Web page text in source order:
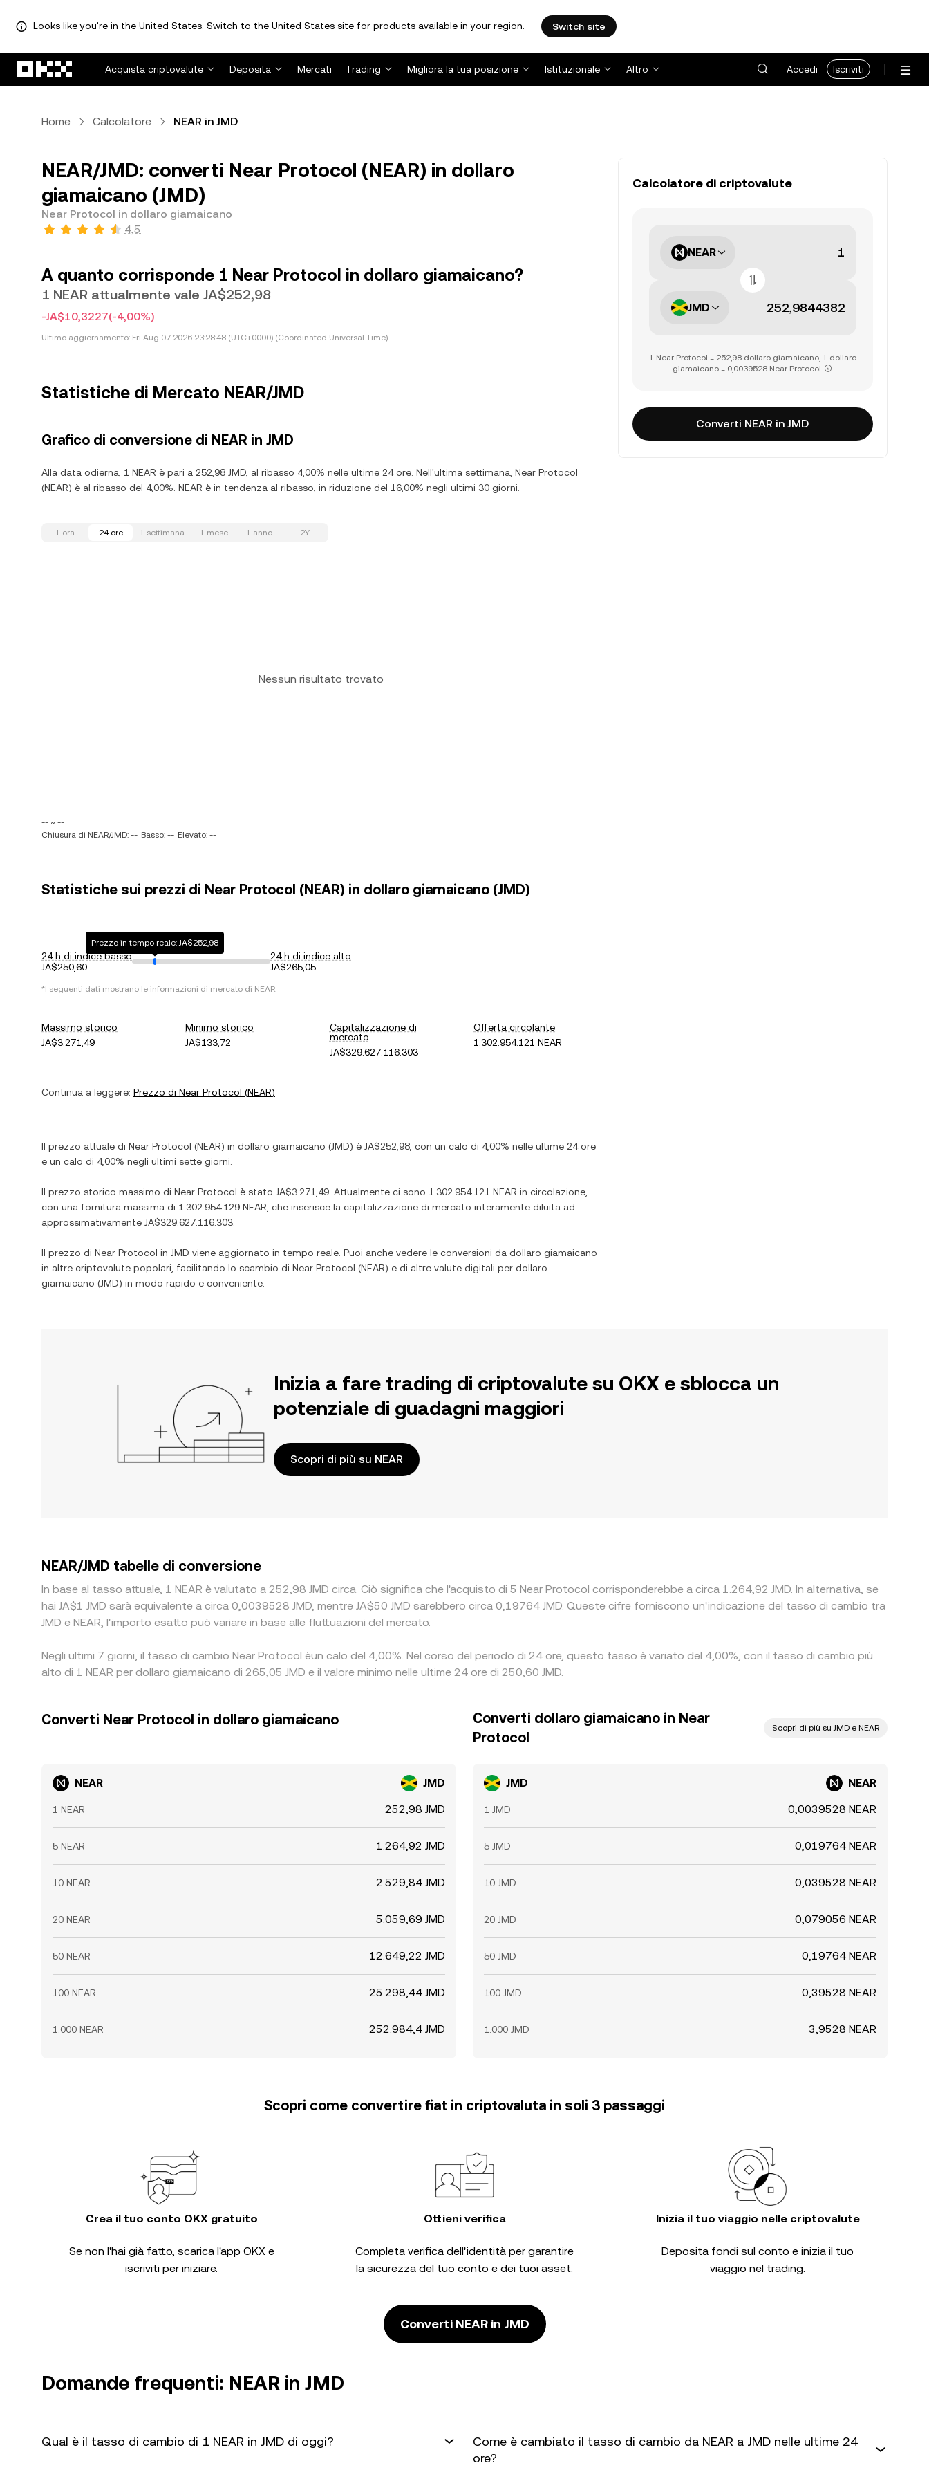
Looks like you're in the United States. Switch to the United States site for products available in your region. Switch site
Acquista criptovalute
Deposita Mercati Trading Migliora la tua posizione Istituzionale Altro Accedi Iscriviti
Home Calcolatore NEAR in JMD
NEAR/JMD: converti Near Protocol (NEAR) in dollaro
giamaicano (JMD)
Near Protocol in dollaro giamaicano
4,5
A quanto corrisponde 1 Near Protocol in dollaro giamaicano?
1 NEAR attualmente vale JA$252,98
-JA$10,3227(-4,00%)
Ultimo aggiornamento: Fri Aug 07 2026 23:28:48 (UTC+0000) (Coordinated Universal Time)
Statistiche di Mercato NEAR/JMD
Grafico di conversione di NEAR in JMD
Alla data odierna, 1 NEAR è pari a 252,98 JMD, al ribasso 4,00% nelle ultime 24 ore. Nell'ultima settimana, Near Protocol
(NEAR) è al ribasso del 4,00%. NEAR è in tendenza al ribasso, in riduzione del 16,00% negli ultimi 30 giorni.
1 ora 24 ore 1 settimana 1 mese 1 anno 2Y
Nessun risultato trovato
-- ~ --
Chiusura di NEAR/JMD: -- Basso: -- Elevato: --
Statistiche sui prezzi di Near Protocol (NEAR) in dollaro giamaicano (JMD)
24 h di indice basso
JA$250,60
Prezzo in tempo reale: JA$252,98
24 h di indice alto
JA$265,05
*I seguenti dati mostrano le informazioni di mercato di NEAR.
Massimo storico
JA$3.271,49
Minimo storico
JA$133,72
Capitalizzazione di
mercato
JA$329.627.116.303
Offerta circolante
1.302.954.121 NEAR
Continua a leggere: Prezzo di Near Protocol (NEAR)
Il prezzo attuale di Near Protocol (NEAR) in dollaro giamaicano (JMD) è JA$252,98 , con un calo di 4,00% nelle ultime 24 ore
e un calo di 4,00% negli ultimi sette giorni.
Il prezzo storico massimo di Near Protocol è stato JA$3.271,49 . Attualmente ci sono 1.302.954.121 NEAR in circolazione,
con una fornitura massima di 1.302.954.129 NEAR , che inserisce la capitalizzazione di mercato interamente diluita ad
approssimativamente JA$329.627.116.303
Il prezzo di Near Protocol in JMD viene aggiornato in tempo reale. Puoi anche vedere le conversioni da dollaro giamaicano
in altre criptovalute popolari, facilitando lo scambio di Near Protocol (NEAR) e di altre valute digitali per dollaro
giamaicano (JMD) in modo rapido e conveniente.
Calcolatore di criptovalute
NEAR
JMD
1 Near Protocol = 252,98 dollaro giamaicano, 1 dollaro
giamaicano = 0,0039528 Near Protocol
Converti NEAR in JMD
Inizia a fare trading di criptovalute su OKX e sblocca un
potenziale di guadagni maggiori
Scopri di più su NEAR
NEAR/JMD tabelle di conversione
In base al tasso attuale, 1 NEAR è valutato a 252,98 JMD circa. Ciò significa che l'acquisto di 5 Near Protocol corrisponderebbe a circa 1.264,92 JMD. In alternativa, se
hai JA$1 JMD sarà equivalente a circa 0,0039528 JMD, mentre JA$50 JMD sarebbero circa 0,19764 JMD. Queste cifre forniscono un'indicazione del tasso di cambio tra
JMD e NEAR, l'importo esatto può variare in base alle fluttuazioni del mercato.
Negli ultimi 7 giorni, il tasso di cambio Near Protocol èun calo del 4,00%. Nel corso del periodo di 24 ore, questo tasso è variato del 4,00%, con il tasso di cambio più
alto di 1 NEAR per dollaro giamaicano di 265,05 JMD e il valore minimo nelle ultime 24 ore di 250,60 JMD.
Converti Near Protocol in dollaro giamaicano
NEAR JMD
1 NEAR 252,98 JMD
5 NEAR 1.264,92 JMD
10 NEAR 2.529,84 JMD
20 NEAR 5.059,69 JMD
50 NEAR 12.649,22 JMD
100 NEAR 25.298,44 JMD
1.000 NEAR 252.984,4 JMD
Converti dollaro giamaicano in Near
Protocol
Scopri di più su JMD e NEAR
JMD NEAR
1 JMD 0,0039528 NEAR
5 JMD 0,019764 NEAR
10 JMD 0,039528 NEAR
20 JMD 0,079056 NEAR
50 JMD 0,19764 NEAR
100 JMD 0,39528 NEAR
1.000 JMD 3,9528 NEAR
Scopri come convertire fiat in criptovaluta in soli 3 passaggi
Crea il tuo conto OKX gratuito
Se non l'hai già fatto, scarica l'app OKX e
iscriviti per iniziare.
Ottieni verifica
Completa verifica dell'identità per garantire
la sicurezza del tuo conto e dei tuoi asset.
Inizia il tuo viaggio nelle criptovalute
Deposita fondi sul conto e inizia il tuo
viaggio nel trading.
Converti NEAR in JMD
Domande frequenti: NEAR in JMD
Qual è il tasso di cambio di 1 NEAR in JMD di oggi?
Come è cambiato il tasso di cambio da NEAR a JMD nelle ultime 24
ore?